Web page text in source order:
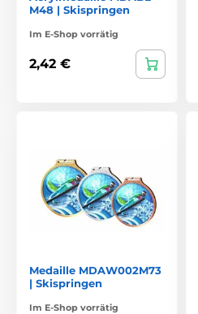
M48 | Skispringen
Im E-Shop vorrätig
2,42 €
Medaille MDAW002M73
| Skispringen
Im E-Shop vorrätig